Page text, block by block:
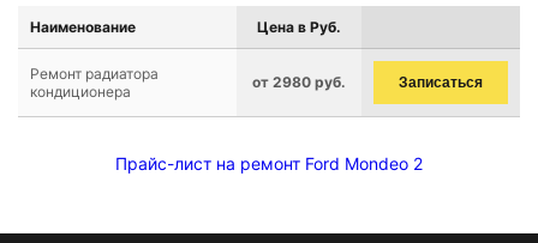
Наименование Цена в Руб.
Ремонт радиатора
кондиционера
от 2980 руб. Записаться
Прайс-лист на ремонт Ford Mondeo 2